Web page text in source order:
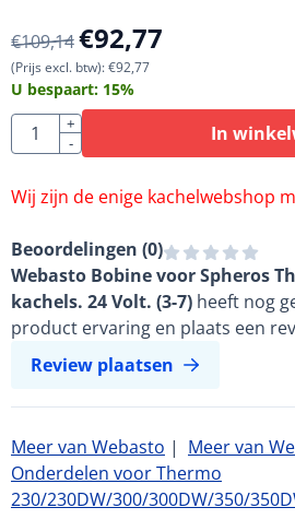
€109,14€92,77
(Prijs excl. btw):€92,77
U bespaart: 15%
Aantal
+
-
In
Wij zijn de enige kachelwebshop
Beoordelingen (0)
Webasto Bobine voor Spheros
kachels. 24 Volt. (3-7) heeft nog
product ervaring en plaats een
Review plaatsen
Meer van Webasto | Meer van
Onderdelen voor Thermo
230/230DW/300/300DW/350/